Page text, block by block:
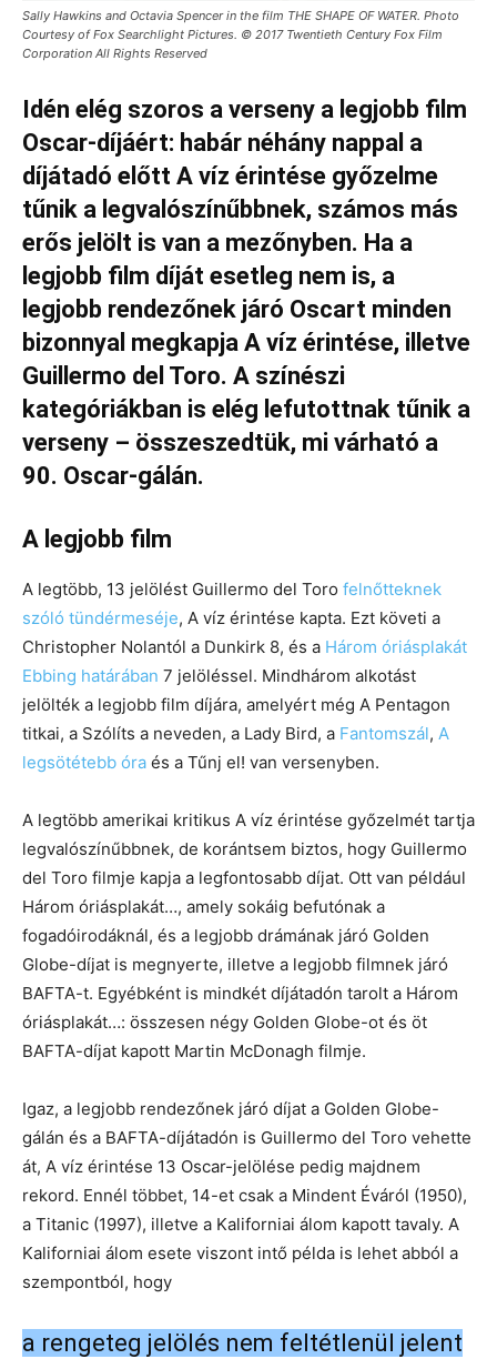
Sally Hawkins and Octavia Spencer in the film THE SHAPE OF WATER. Photo
Courtesy of Fox Searchlight Pictures. © 2017 Twentieth Century Fox Film
Corporation All Rights Reserved
Idén elég szoros a verseny a legjobb film
Oscar-díjáért: habár néhány nappal a
díjátadó előtt A víz érintése győzelme
tűnik a legvalószínűbbnek, számos más
erős jelölt is van a mezőnyben. Ha a
legjobb film díját esetleg nem is, a
legjobb rendezőnek járó Oscart minden
bizonnyal megkapja A víz érintése, illetve
Guillermo del Toro. A színészi
kategóriákban is elég lefutottnak tűnik a
verseny – összeszedtük, mi várható a
90. Oscar-gálán.
A legjobb film
A legtöbb, 13 jelölést Guillermo del Toro felnőtteknek
szóló tündérmeséje, A víz érintése kapta. Ezt követi a
Christopher Nolantól a Dunkirk 8, és a Három óriásplakát
Ebbing határában 7 jelöléssel. Mindhárom alkotást
jelölték a legjobb film díjára, amelyért még A Pentagon
titkai, a Szólíts a neveden, a Lady Bird, a Fantomszál, A
legsötétebb óra és a Tűnj el! van versenyben.
A legtöbb amerikai kritikus A víz érintése győzelmét tartja
legvalószínűbbnek, de korántsem biztos, hogy Guillermo
del Toro filmje kapja a legfontosabb díjat. Ott van például
Három óriásplakát…, amely sokáig befutónak a
fogadóirodáknál, és a legjobb drámának járó Golden
Globe-díjat is megnyerte, illetve a legjobb filmnek járó
BAFTA-t. Egyébként is mindkét díjátadón tarolt a Három
óriásplakát…: összesen négy Golden Globe-ot és öt
BAFTA-díjat kapott Martin McDonagh filmje.
Igaz, a legjobb rendezőnek járó díjat a Golden Globe-
gálán és a BAFTA-díjátadón is Guillermo del Toro vehette
át, A víz érintése 13 Oscar-jelölése pedig majdnem
rekord. Ennél többet, 14-et csak a Mindent Éváról (1950),
a Titanic (1997), illetve a Kaliforniai álom kapott tavaly. A
Kaliforniai álom esete viszont intő példa is lehet abból a
szempontból, hogy
a rengeteg jelölés nem feltétlenül jelent